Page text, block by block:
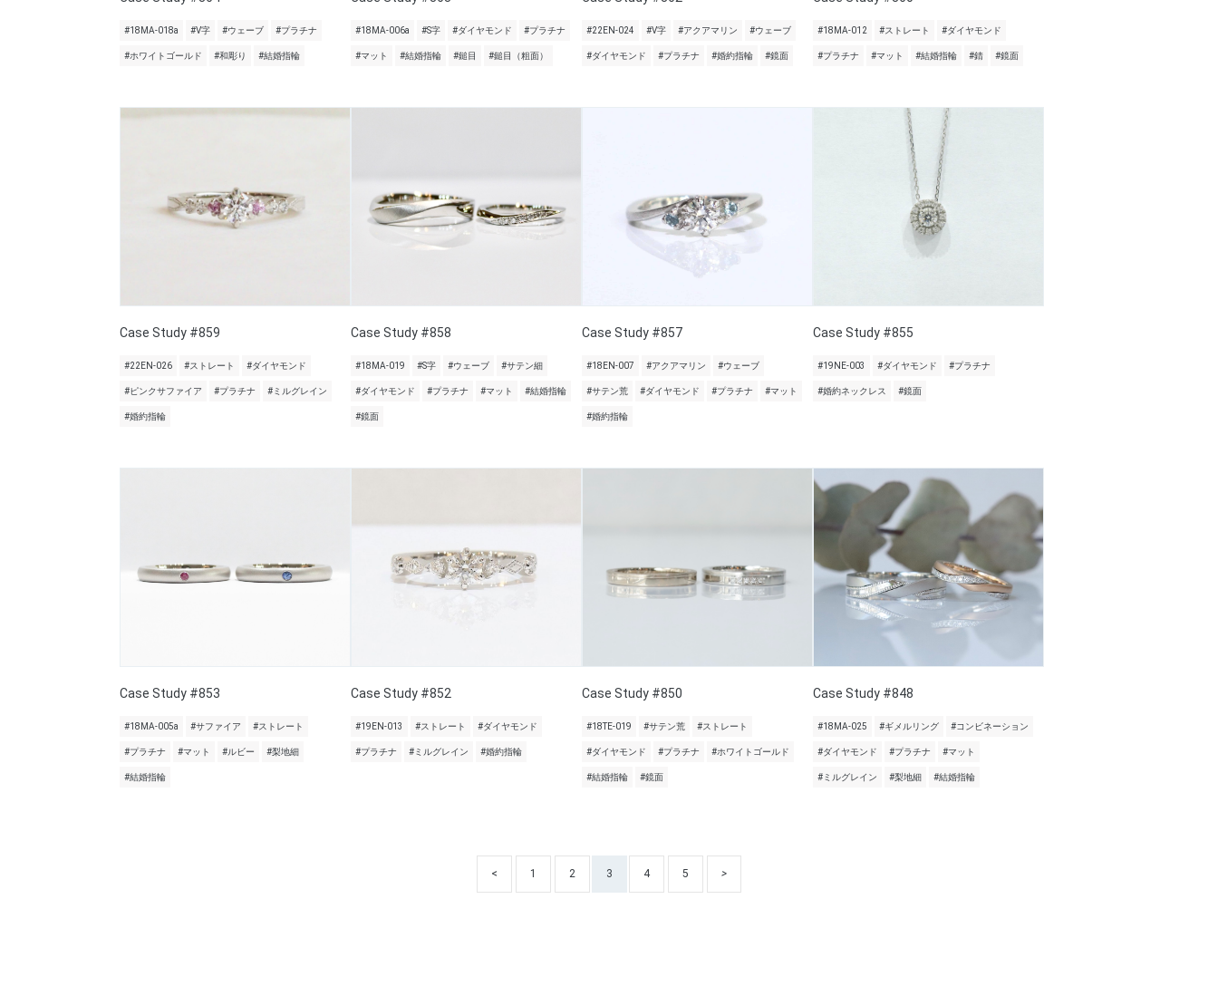
#18MA-018a #V字 #ウェーブ #プラチナ
#ホワイトゴールド #和彫り #結婚指輪
#18MA-006a #S字 #ダイヤモンド #プラチナ
#マット #結婚指輪 #鎚目 #鎚目（粗面）
#22EN-024 #V字 #アクアマリン #ウェーブ
#ダイヤモンド #プラチナ #婚約指輪 #鏡面
#18MA-012 #ストレート #ダイヤモンド
#プラチナ #マット #結婚指輪 #錆 #鏡面
Case Study #859
#22EN-026 #ストレート #ダイヤモンド
#ピンクサファイア #プラチナ #ミルグレイン
#婚約指輪
Case Study #858
#18MA-019 #S字 #ウェーブ #サテン細
#ダイヤモンド #プラチナ #マット #結婚指輪
#鏡面
Case Study #857
#18EN-007 #アクアマリン #ウェーブ
#サテン荒 #ダイヤモンド #プラチナ #マット
#婚約指輪
Case Study #855
#19NE-003 #ダイヤモンド #プラチナ
#婚約ネックレス #鏡面
Case Study #853
#18MA-005a #サファイア #ストレート
#プラチナ #マット #ルビー #梨地細
#結婚指輪
Case Study #852
#19EN-013 #ストレート #ダイヤモンド
#プラチナ #ミルグレイン #婚約指輪
Case Study #850
#18TE-019 #サテン荒 #ストレート
#ダイヤモンド #プラチナ #ホワイトゴールド
#結婚指輪 #鏡面
Case Study #848
#18MA-025 #ギメルリング #コンビネーション
#ダイヤモンド #プラチナ #マット
#ミルグレイン #梨地細 #結婚指輪
< 1 2 3 4 5 >